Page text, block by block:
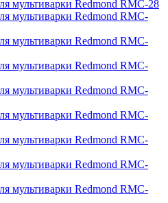
мультиварки Redmond RMC-28
мультиварки Redmond RMC-
мультиварки Redmond RMC-
мультиварки Redmond RMC-
мультиварки Redmond RMC-
мультиварки Redmond RMC-
мультиварки Redmond RMC-
мультиварки Redmond RMC-
мультиварки Redmond RMC-